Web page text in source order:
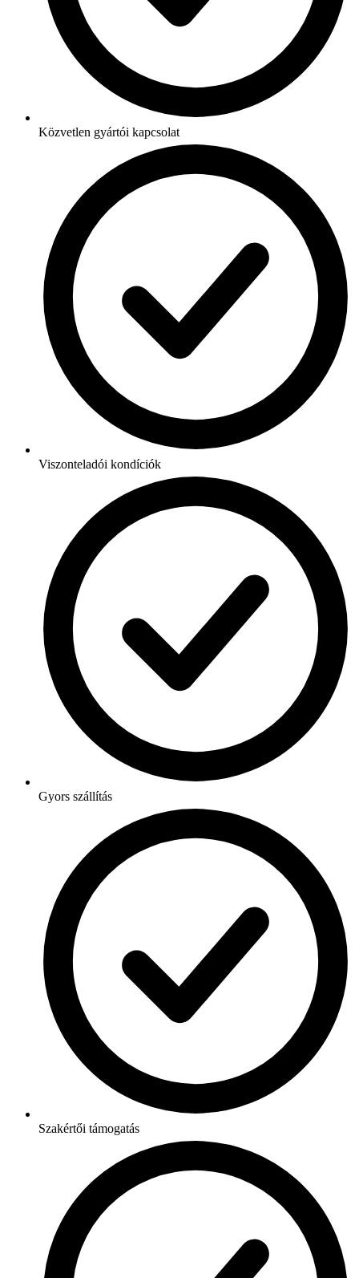
Közvetlen gyártói kapcsolat
Viszonteladói kondíciók
Gyors szállítás
Szakértői támogatás